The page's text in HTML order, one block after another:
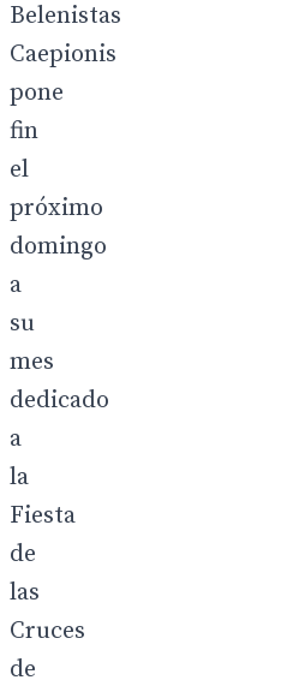
Belenistas
Caepionis
pone
fin
el
próximo
domingo
a
su
mes
dedicado
a
la
Fiesta
de
las
Cruces
de